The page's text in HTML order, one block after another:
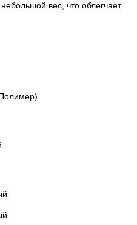
вес, что облегчает